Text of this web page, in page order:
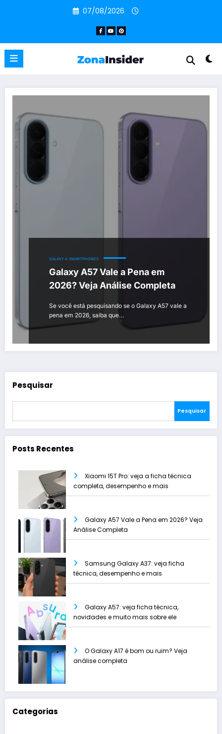
07/08/2026
GALAXY A SMARTPHONES
Galaxy A57 Vale a Pena em
2026? Veja Análise Completa
Se você está pesquisando se o Galaxy A57 vale a
pena em 2026, saiba que…
Pesquisar
Pesquisar
Posts Recentes
Xiaomi 15T Pro: veja a ficha técnica
completa, desempenho e mais
Galaxy A57 Vale a Pena em 2026? Veja
Análise Completa
Samsung Galaxy A37: veja ficha
técnica, desempenho e mais
Galaxy A57: veja ficha técnica,
novidades e muito mais sobre ele
O Galaxy A17 é bom ou ruim? Veja
análise completa
Categorias